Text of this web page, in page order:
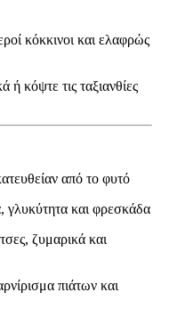
κόκκινοι και ελαφρώς
κόψτε τις ταξιανθίες
από το φυτό
γλυκύτητα και φρεσκάδα
ζυμαρικά και
πιάτων και